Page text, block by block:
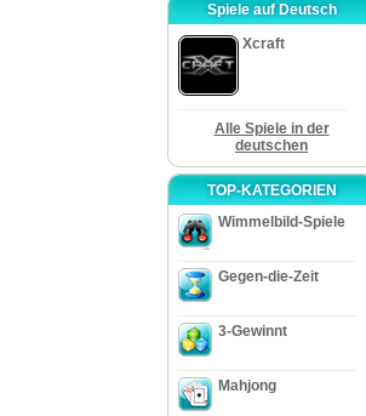
Spiele auf Deutsch
Xcraft
Alle Spiele in der
deutschen
TOP-KATEGORIEN
Wimmelbild-Spiele
Gegen-die-Zeit
3-Gewinnt
Mahjong